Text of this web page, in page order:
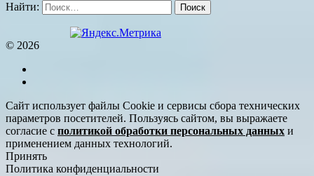
Найти:
© 2026
Сайт использует файлы Cookie и сервисы сбора технических
параметров посетителей. Пользуясь сайтом, вы выражаете
согласие с политикой обработки персональных данных и
применением данных технологий.
Принять
Политика конфиденциальности